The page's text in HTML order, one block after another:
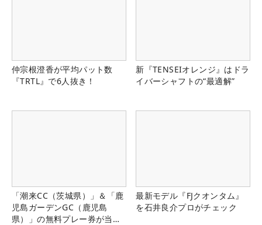
仲宗根澄香が平均パット数
『TRTL』で6人抜き！
新『TENSEIオレンジ』はドラ
イバーシャフトの“最適解”
「潮来CC（茨城県）」＆「鹿
児島ガーデンGC（鹿児島
県）」の無料プレー券が当た
最新モデル『FJクオンタム』
を石井良介プロがチェック